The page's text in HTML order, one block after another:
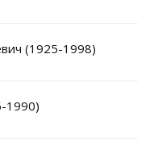
(1925-1998)
1990)